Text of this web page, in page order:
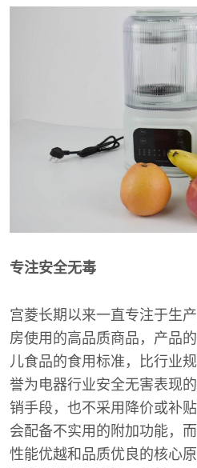
专注安全无毒
宫菱长期以来一直专注于生
房使用的高品质商品，产品
儿食品的食用标准，比行业
誉为电器行业安全无害表现
销手段，也不采用降价或补
会配备不实用的附加功能，
性能优越和品质优良的核心